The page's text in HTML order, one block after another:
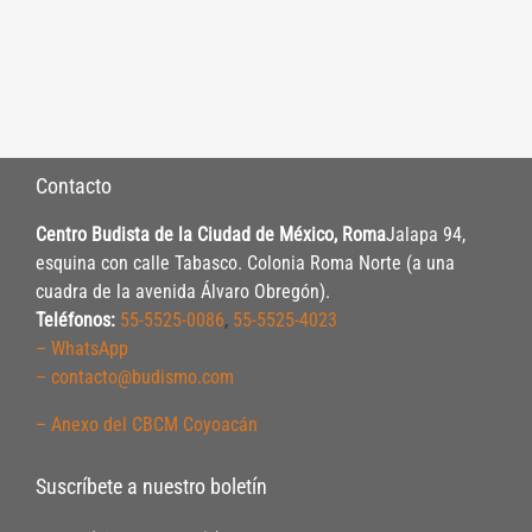
Contacto
Centro Budista de la Ciudad de México, RomaJalapa 94,
esquina con calle Tabasco. Colonia Roma Norte (a una
cuadra de la avenida Álvaro Obregón).
Teléfonos: 55-5525-0086, 55-5525-4023
– WhatsApp
– contacto@budismo.com
– Anexo del CBCM Coyoacán
Suscríbete a nuestro boletín